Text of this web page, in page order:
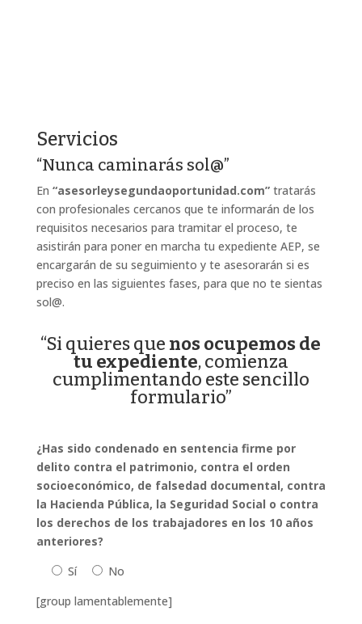
Servicios
“Nunca caminarás sol@”
En “asesorleysegundaoportunidad.com”tratarás
con profesionales cercanos que te informarán de los
requisitos necesarios para tramitar el proceso, te
asistirán para poner en marcha tu expediente AEP, se
encargarán de su seguimiento y te asesorarán si es
preciso en las siguientes fases, para que no te sientas
sol@.
“Si quieres que nos ocupemos de
tu expediente, comienza
cumplimentando este sencillo
formulario”
¿Has sido condenado en sentencia firme por
delito contra el patrimonio, contra el orden
socioeconómico, de falsedad documental, contra
la Hacienda Pública, la Seguridad Social o contra
los derechos de los trabajadores en los 10 años
anteriores?
Sí
No
[group lamentablemente]